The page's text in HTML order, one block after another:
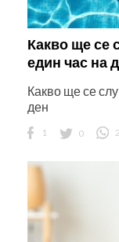
Какво ще се
един час на
Какво ще се
ден
1 0 2